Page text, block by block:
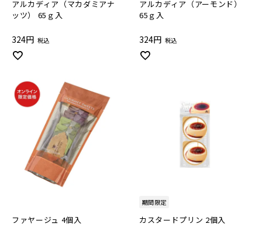
アルカディア（マカダミアナ
ッツ） 65ｇ入
324 税込
アルカディア（アーモンド）
65ｇ入
324 税込
ファヤージュ 4個入
期間限定
カスタードプリン 2個入